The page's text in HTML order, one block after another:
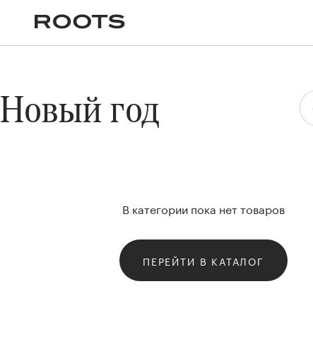
Ten Collection
Новый год
В категории пока нет товаров
ПЕРЕЙТИ В КАТАЛОГ